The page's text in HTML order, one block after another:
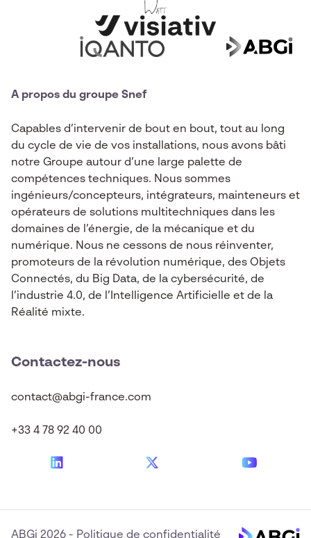
A propos du groupe Snef
Capables d’intervenir de bout en bout, tout au long
du cycle de vie de vos installations, nous avons bâti
notre Groupe autour d’une large palette de
compétences techniques. Nous sommes
ingénieurs/concepteurs, intégrateurs, mainteneurs et
opérateurs de solutions multitechniques dans les
domaines de l’énergie, de la mécanique et du
numérique. Nous ne cessons de nous réinventer,
promoteurs de la révolution numérique, des Objets
Connectés, du Big Data, de la cybersécurité, de
l’industrie 4.0, de l’Intelligence Artificielle et de la
Réalité mixte.
Contactez-nous
contact@abgi-france.com
+33 4 78 92 40 00
ABGi 2026 - Politique de confidentialité